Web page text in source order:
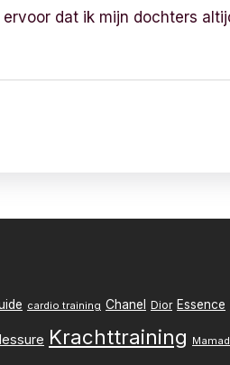
dat ik mijn dochters
cardio training Chanel Dior Essence
Krachttraining